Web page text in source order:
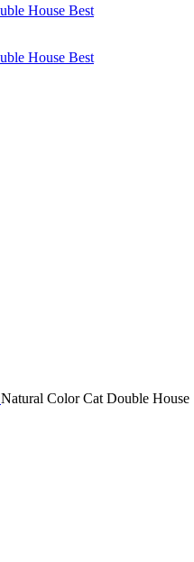
Natural Color Cat Double House